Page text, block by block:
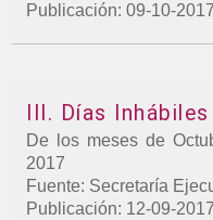
Publicación: 09-10-2017
III. Días Inhábiles
De los meses de
2017
Fuente: Secretaría
Publicación: 12-09-2017